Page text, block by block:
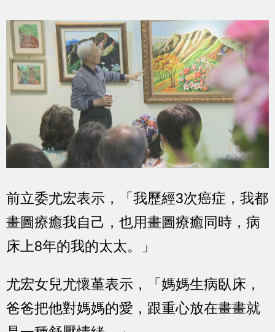
前立委尤宏表示，「我歷經3次癌症，我都
畫圖療癒我自己，也用畫圖療癒同時，病
床上8年的我的太太。」
尤宏女兒尤懷堇表示，「媽媽生病臥床，
爸爸把他對媽媽的愛，跟重心放在畫畫就